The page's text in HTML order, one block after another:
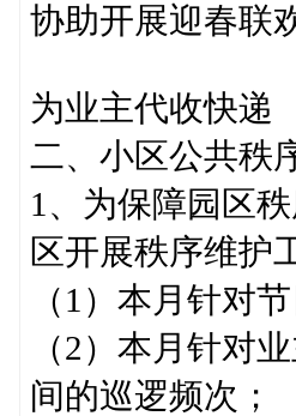
协助开展
为业主代收
二、小区公共秩
1、为保障园区
区开展秩序维护
（1）本月针对
（2）本月针对
间的巡逻频次；